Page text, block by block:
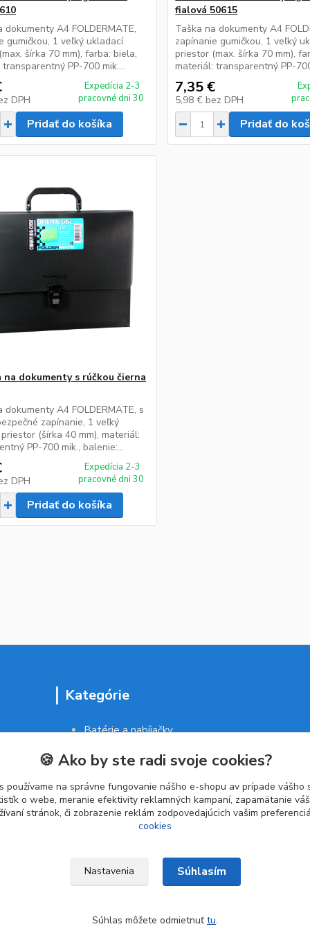
dokumenty A4 FOLDERMATE,
gumičkou, 1 veľký ukladací
šírka 70 mm), farba: biela,
PP-700 mik....
DPH
Expedícia 2-3
pracovné dni 30
Pridať do košíka
fialová 50615
Taška na dokumenty A4
zapínanie gumičkou, 1 veľký
priestor (max. šírka 70 mm),
materiál: transparentný PP-
7,35 €
5,98 € bez DPH
Pridať do
dokumenty s rúčkou čierna
dokumenty A4 FOLDERMATE, s
zapínanie, 1 veľký
(šírka 40 mm), materiál:
PP-700 mik., balenie:...
DPH
Expedícia 2-3
pracovné dni 30
Pridať do košíka
Kategórie
Batérie a nabíjačky
Malé domáce spotrebiče
Kancelárske potreby
🍪 Ako by ste radi svoje cookies?
používame na správne fungovanie nášho e-shopu av prípade vášho
o webe, meranie efektivity reklamných kampaní, zapamätanie
stránok, či zobrazenie reklám zodpovedajúcich vašim
cookies
Nastavenia Súhlasím
Súhlas môžete odmietnuť tu.